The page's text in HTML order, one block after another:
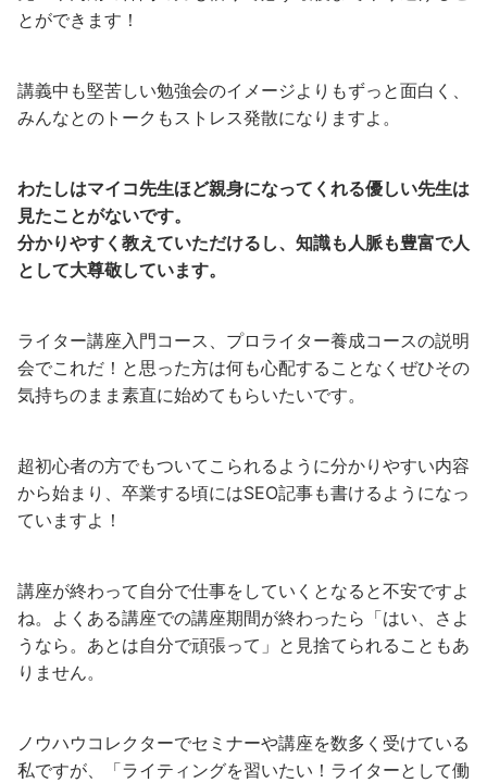
とができます！
講義中も堅苦しい勉強会のイメージよりもずっと面白く、
みんなとのトークもストレス発散になりますよ。
わたしはマイコ先生ほど親身になってくれる優しい先生は
見たことがないです。
分かりやすく教えていただけるし、知識も人脈も豊富で人
として大尊敬しています。
ライター講座入門コース、プロライター養成コースの説明
会でこれだ！と思った方は何も心配することなくぜひその
気持ちのまま素直に始めてもらいたいです。
超初心者の方でもついてこられるように分かりやすい内容
から始まり、卒業する頃にはSEO記事も書けるようになっ
ていますよ！
講座が終わって自分で仕事をしていくとなると不安ですよ
ね。よくある講座での講座期間が終わったら「はい、さよ
うなら。あとは自分で頑張って」と見捨てられることもあ
りません。
ノウハウコレクターでセミナーや講座を数多く受けている
私ですが、「ライティングを習いたい！ライターとして働